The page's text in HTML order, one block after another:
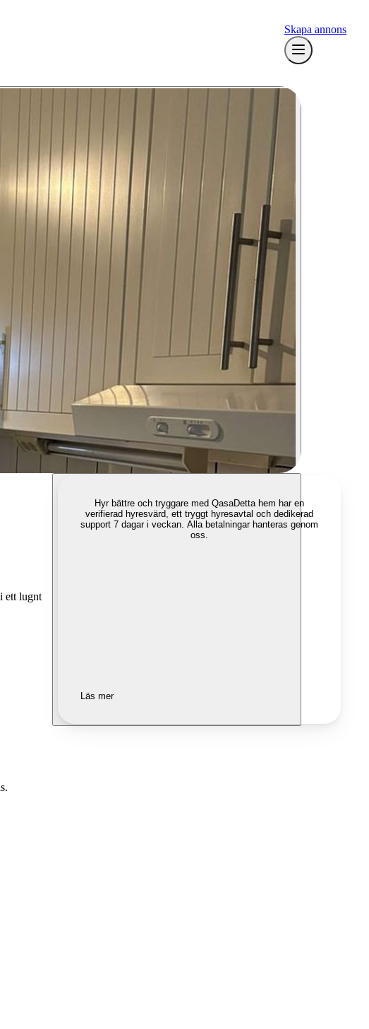
Skapa annons
ett lugnt
Hyr bättre och tryggare med QasaDetta hem har en
verifierad hyresvärd, ett tryggt hyresavtal och dedikerad
support 7 dagar i veckan. Alla betalningar hanteras genom
oss.
Läs mer